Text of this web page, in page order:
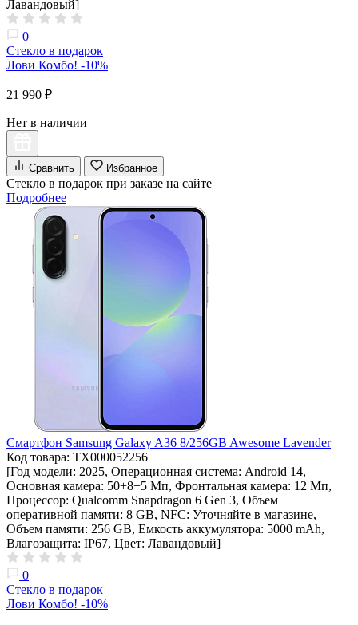
Лавандовый]
0
Стекло в подарок
Лови Комбо! -10%
21 990 ₽
Нет в наличии
Сравнить Избранное
Стекло в подарок при заказе на сайте
Подробнее
Смартфон Samsung Galaxy A36 8/256GB Awesome Lavender
Код товара: ТХ000052256
[Год модели: 2025, Операционная система: Android 14,
Основная камера: 50+8+5 Мп, Фронтальная камера: 12 Мп,
Процессор: Qualcomm Snapdragon 6 Gen 3, Объем
оперативной памяти: 8 GB, NFC: Уточняйте в магазине,
Объем памяти: 256 GB, Емкость аккумулятора: 5000 mAh,
Влагозащита: IP67, Цвет: Лавандовый]
0
Стекло в подарок
Лови Комбо! -10%